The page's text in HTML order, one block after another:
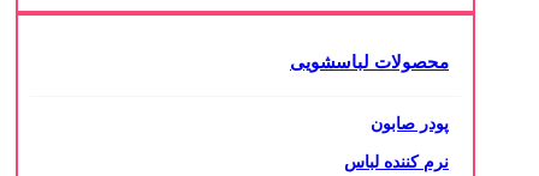
محصولات لباسشویی
پودر صابون
نرم کننده لباس